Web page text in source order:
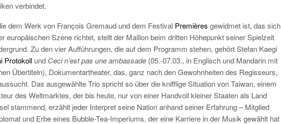
verbindet.
dem Werk von François Gremaud und dem Festival Premières gewidmet ist, das sich
europäischen Szene richtet, stellt der Maillon beim dritten Höhepunkt seiner Spielzeit
Zu den vier Aufführungen, die auf dem Programm stehen, gehört Stefan Kaegi
Protokoll und Ceci n’est pas une ambassade (05.-07.03., in Englisch und Mandarin mit
Übertiteln), Dokumentartheater, das, ganz nach den Gewohnheiten des Regisseurs,
Das ausgewählte Trio spricht so über die knifflige Situation von Taiwan, einem
des Weltmarktes, der bis heute, nur von einer Handvoll kleiner Staaten als Land
stammend, erzählt jeder Interpret seine Nation anhand seiner Erfahrung – Mitglied
und Erbe eines Bubble-Tea-Imperiums, der eine Karriere in der Musik gewählt hat